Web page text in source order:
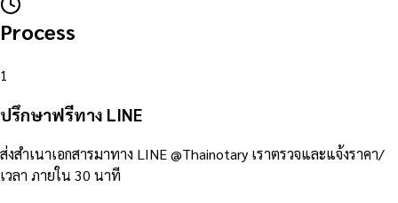
Process
1
ปรึกษาฟรีทาง LINE
ส่งสำเนาเอกสารมาทาง LINE @Thainotary เราตรวจและแจ้งราคา/
เวลา ภายใน 30 นาที